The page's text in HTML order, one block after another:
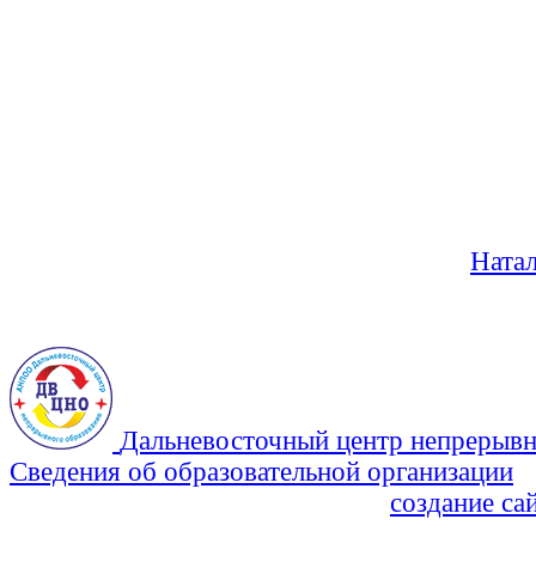
Дальневосточный центр
Сведения об образовательной организации
создание